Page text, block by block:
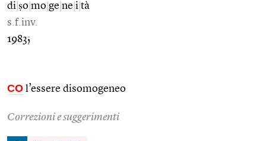
di ṣo mo ge ne i tà
s.f.inv.
1983;
CO l’essere disomogeneo
Correzioni e suggerimenti